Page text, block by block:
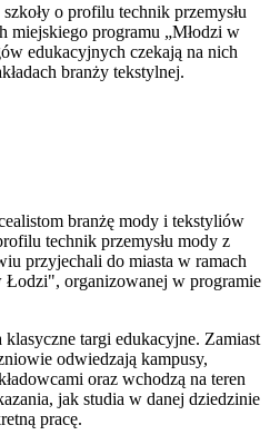
o profilu technik przemysłu
miejskiego programu „Młodzi w
edukacyjnych czekają na nich
branży tekstylnej.
branżę mody i tekstyliów
technik przemysłu mody z
przyjechali do miasta w ramach
Łodzi", organizowanej w programie
targi edukacyjne. Zamiast
odwiedzają kampusy,
oraz wchodzą na teren
jak studia w danej dziedzinie
pracę.